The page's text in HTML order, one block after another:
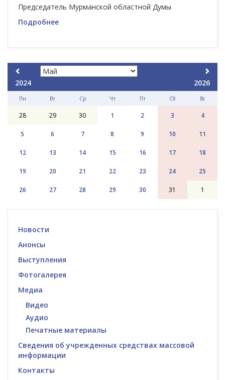
Председатель Мурманской областной Думы
Подробнее
2024 2026
Пн Вт Ср Чт Пт Сб Вс
28 29 30 1 2 3 4
5 6 7 8 9 10 11
12 13 14 15 16 17 18
19 20 21 22 23 24 25
26 27 28 29 30 31 1
Новости
Анонсы
Выступления
Фотогалерея
Медиа
Видео
Аудио
Печатные материалы
Сведения об учрежденных средствах массовой
информации
Контакты